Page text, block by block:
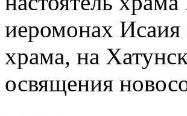
иеромонах
храма, на
освящения